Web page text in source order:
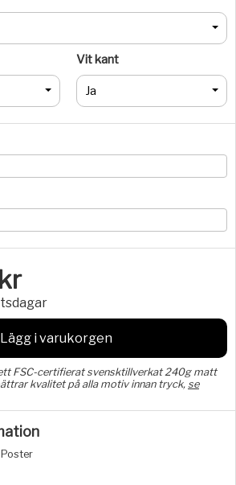
Vit kant
Ja
kr
Lägg i varukorgen
FSC-certifierat svensktillverkat 240g matt
kvalitet på alla motiv innan tryck, se